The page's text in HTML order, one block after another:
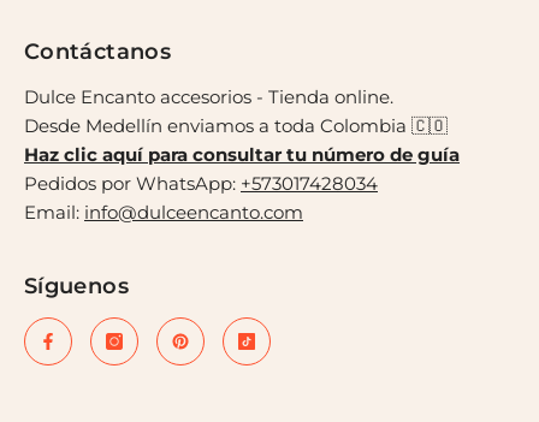
Contáctanos
Dulce Encanto accesorios - Tienda online.
Desde Medellín enviamos a toda Colombia 🇨🇴
Haz clic aquí para consultar tu número de guía
Pedidos por WhatsApp: +573017428034
Email: info@dulceencanto.com
Síguenos